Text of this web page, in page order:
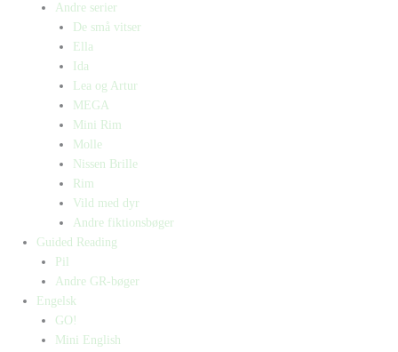
Andre serier
De små vitser
Ella
Ida
Lea og Artur
MEGA
Mini Rim
Molle
Nissen Brille
Rim
Vild med dyr
Andre fiktionsbøger
Guided Reading
Pil
Andre GR-bøger
Engelsk
GO!
Mini English